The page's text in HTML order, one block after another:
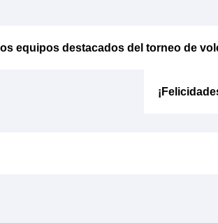
equipos destacados del torneo de